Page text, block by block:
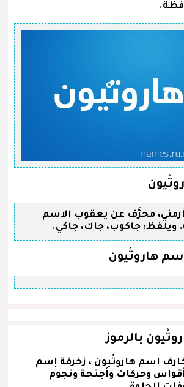
محرَّف عن يعقوب الاسم
ويلفظ: جاكوب، جاك، جاكي.
هاروتْيون
بالرموز
إسم هاروتْيون ، زخرفة إسم
وحركات وأجنحة ونجوم